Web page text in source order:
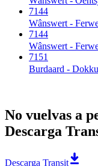
7144
Wânswert -
7144
Wânswert -
7151
Burdaard -
No vuelvas a
Descarga
Descarga Transit